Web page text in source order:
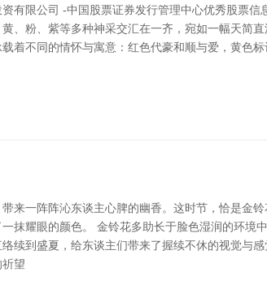
有限公司 -中国股票证券发行管理中心优秀股票
、粉、紫等多种神采交汇在一齐，宛如一幅天简
着不同的情怀与寓意：红色代豪和顺与爱，黄色
来一阵阵沁东谈主心脾的幽香。这时节，恰是金
抹耀眼的颜色。 金铃花多助长于脸色湿润的环
续到盛夏，给东谈主们带来了握续不休的视觉与
望